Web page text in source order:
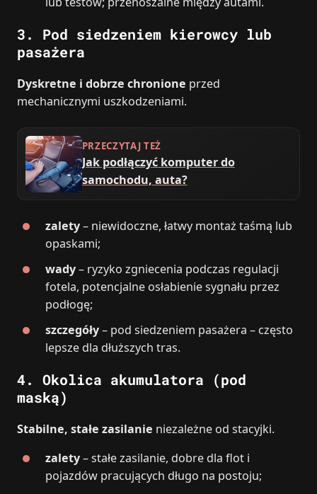
3. Pod siedzeniem kierowcy lub
pasażera
Dyskretne i dobrze chronione przed
mechanicznymi uszkodzeniami.
PRZECZYTAJ TEŻ
Jak podłączyć komputer do
samochodu, auta?
zalety– niewidoczne, łatwy montaż taśmą lub
opaskami;
wady– ryzyko zgniecenia podczas regulacji
fotela, potencjalne osłabienie sygnału przez
podłogę;
szczegóły– pod siedzeniem pasażera – często
lepsze dla dłuższych tras.
4. Okolica akumulatora (pod
maską)
Stabilne, stałe zasilanie niezależne od stacyjki.
zalety– stałe zasilanie, dobre dla flot i
pojazdów pracujących długo na postoju;